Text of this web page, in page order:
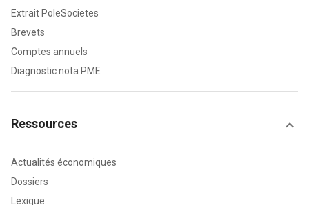
Extrait PoleSocietes
Brevets
Comptes annuels
Diagnostic nota PME
Ressources
Actualités économiques
Dossiers
Lexique